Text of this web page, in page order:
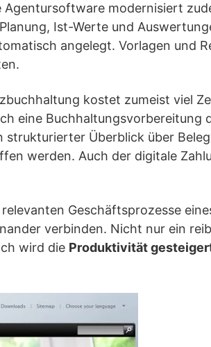
Agentursoftware modernisiert
Ist-Werte und
angelegt. Vorlagen und
kostet zumeist viel
eine Buchhaltungsvorbereitung
Überblick über
werden. Auch der digitale
Geschäftsprozesse
verbinden. Nicht nur ein
wird die Produktivität